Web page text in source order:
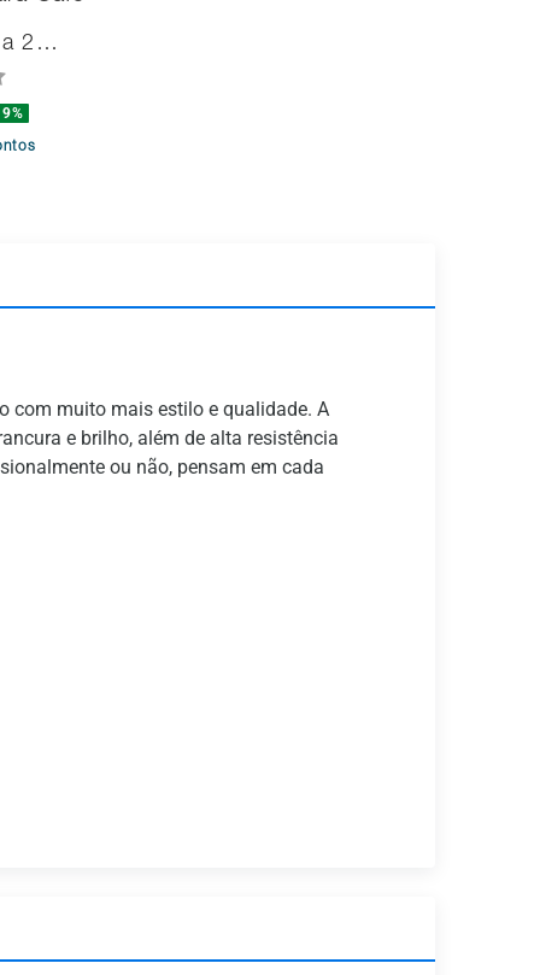
2…
com muito mais estilo e qualidade. A
e brilho, além de alta resistência
ou não, pensam em cada